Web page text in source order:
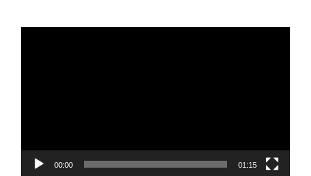
00:00 01:15